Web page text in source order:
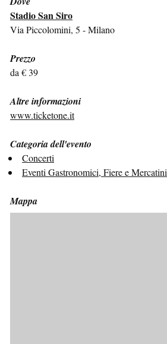
Stadio San Siro
Via Piccolomini, 5 - Milano
Prezzo
da € 39
Altre informazioni
www.ticketone.it
Categoria dell'evento
Concerti
Eventi Gastronomici, Fiere e Mercatini
Mappa